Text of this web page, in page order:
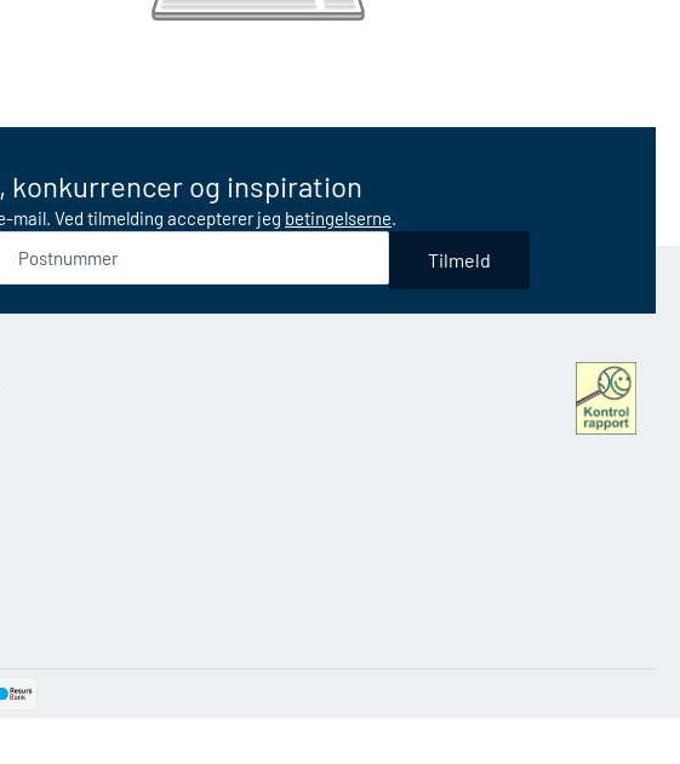
konkurrencer og inspiration
mail. Ved tilmelding accepterer jeg betingelserne.
Tilmeld